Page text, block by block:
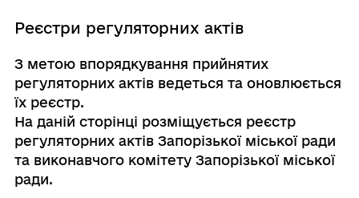
Реєстри регуляторних актів
З метою впорядкування прийнятих
регуляторних актів ведеться та оновлюється
їх реєстр.
На даній сторінці розміщується реєстр
регуляторних актів Запорізької міської ради
та виконавчого комітету Запорізької міської
ради.